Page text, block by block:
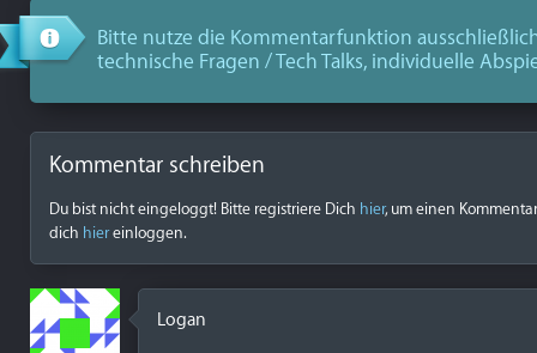
Bitte nutze die Kommentarfunktion
technische Fragen / Tech Talks, individuelle
Kommentar schreiben
Du bist nicht eingeloggt! Bitte registriere Dich hier, um einen
dich hiereinloggen.
Logan